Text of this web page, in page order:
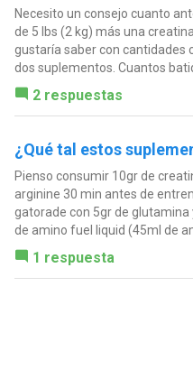
Necesito un consejo cuanto
de 5 lbs (2 kg) más una
gustaría saber con
dos suplementos. Cuantos
2 respuestas
¿Qué tal estos
Pienso consumir 10gr de
arginine 30 min antes de
gatorade con 5gr de
de amino fuel liquid (45ml de
1 respuesta